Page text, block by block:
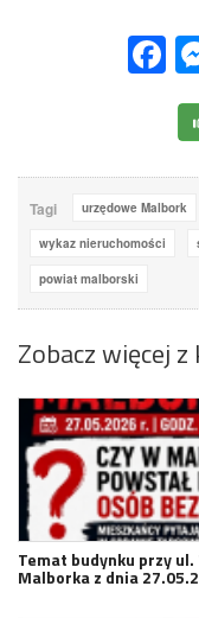
Tagi urzędowe Malbork
wykaz nieruchomości
powiat malborski
Zobacz więcej
Temat budynku przy
Malborka z dnia